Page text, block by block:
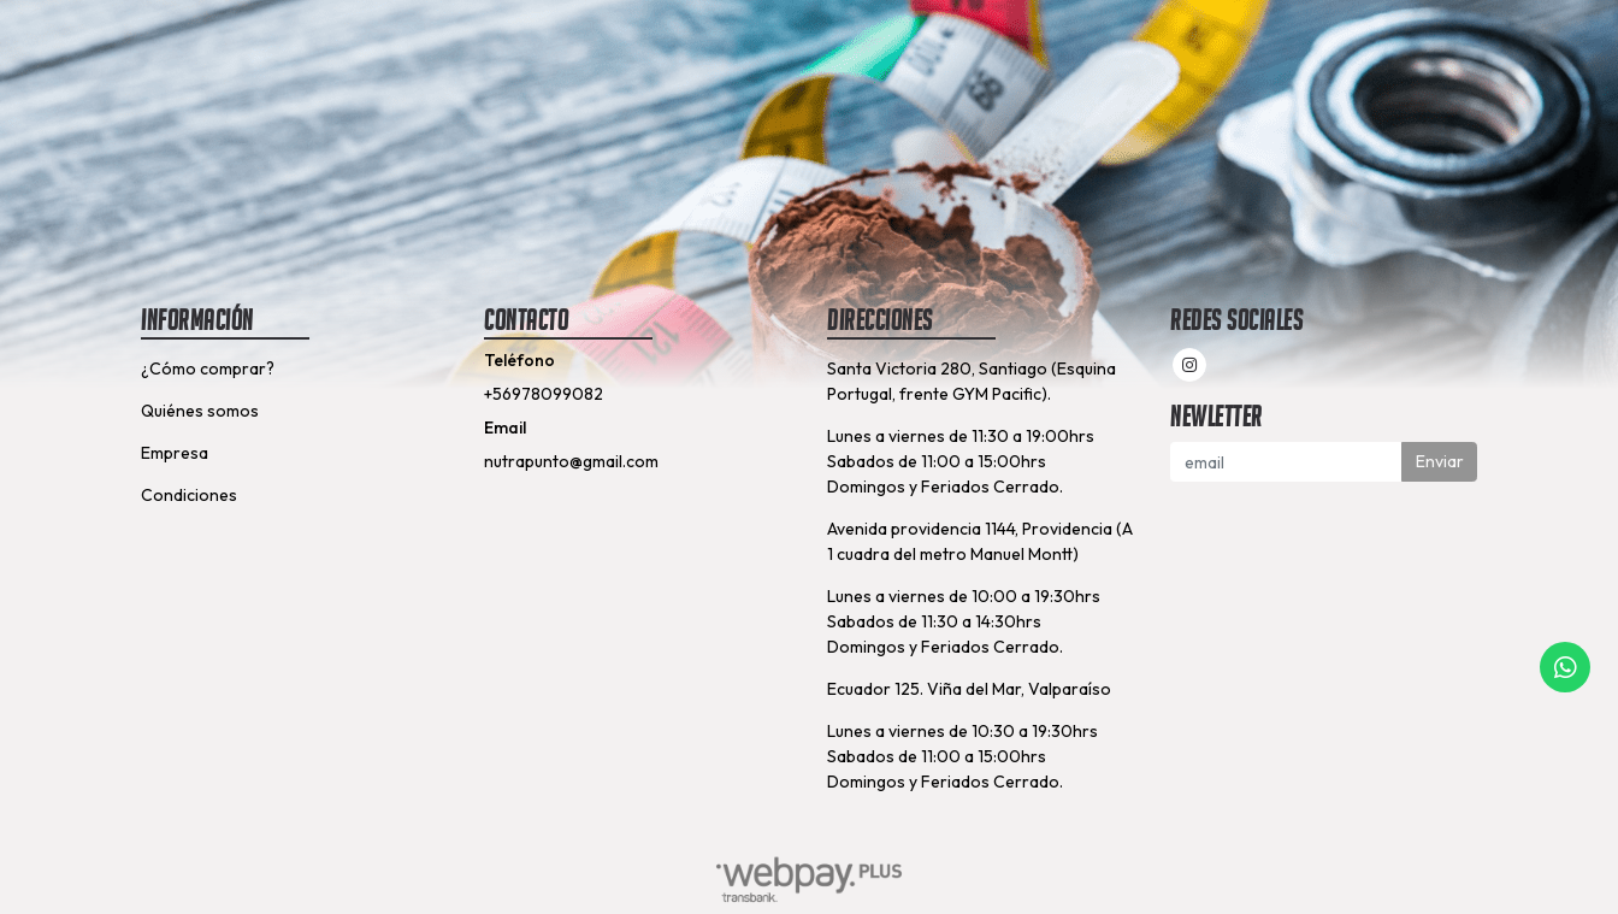
Información
¿Cómo comprar?
Quiénes somos
Empresa
Condiciones
Contacto
Teléfono
+56978099082
Email
nutrapunto@gmail.com
Direcciones
Santa Victoria 280, Santiago (Esquina
Portugal, frente GYM Pacific).
Lunes a viernes de 11:30 a 19:00hrs
Sabados de 11:00 a 15:00hrs
Domingos y Feriados Cerrado.
Avenida providencia 1144, Providencia (A
1 cuadra del metro Manuel Montt)
Lunes a viernes de 10:00 a 19:30hrs
Sabados de 11:30 a 14:30hrs
Domingos y Feriados Cerrado.
Ecuador 125. Viña del Mar, Valparaíso
Lunes a viernes de 10:30 a 19:30hrs
Sabados de 11:00 a 15:00hrs
Domingos y Feriados Cerrado.
Redes Sociales
Newletter
Enviar